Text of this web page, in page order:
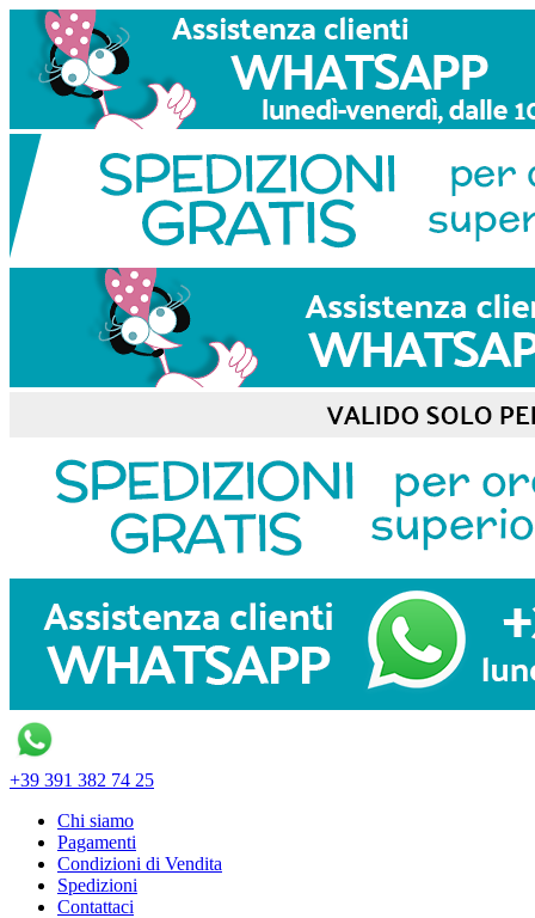
+39 391 382 74 25
Chi siamo
Pagamenti
Condizioni di Vendita
Spedizioni
Contattaci